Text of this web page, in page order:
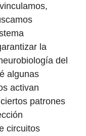
la
del
algunas
activan
patrones
circuitos